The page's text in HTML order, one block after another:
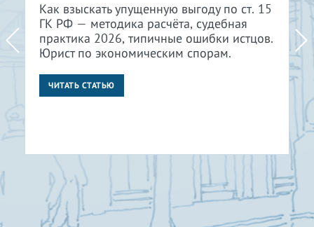
Как взыскать упущенную выгоду по ст. 15
ГК РФ — методика расчёта, судебная
практика 2026, типичные ошибки истцов.
Юрист по экономическим спорам.
ЧИТАТЬ СТАТЬЮ